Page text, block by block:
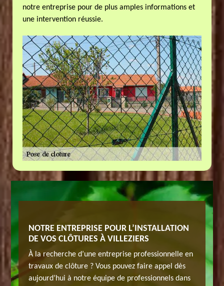
notre entreprise pour de plus amples informations et
une intervention réussie.
notre
à
NOTRE ENTREPRISE POUR L’INSTALLATION
DE VOS CLÔTURES À VILLEZIERS
À la recherche d’une entreprise professionnelle en
travaux de clôture ? Vous pouvez faire appel dès
aujourd’hui à notre équipe de professionnels dans
Vous
pose